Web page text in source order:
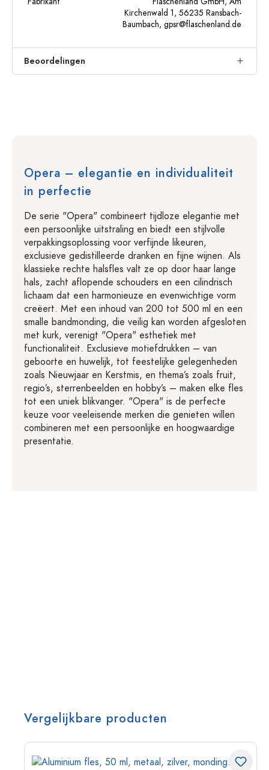
Kirchenwald 1, 56235 Ransbach-
Baumbach, gpsr@flaschenland.de
Beoordelingen
Opera – elegantie en individualiteit
in perfectie
De serie "Opera" combineert tijdloze elegantie met
een persoonlijke uitstraling en biedt een stijlvolle
verpakkingsoplossing voor verfijnde likeuren,
exclusieve gedistilleerde dranken en fijne wijnen. Als
klassieke rechte halsfles valt ze op door haar lange
hals, zacht aflopende schouders en een cilindrisch
lichaam dat een harmonieuze en evenwichtige vorm
creëert. Met een inhoud van 200 tot 500 ml en een
smalle bandmonding, die veilig kan worden afgesloten
met kurk, verenigt "Opera" esthetiek met
functionaliteit. Exclusieve motiefdrukken – van
geboorte en huwelijk, tot feestelijke gelegenheden
zoals Nieuwjaar en Kerstmis, en thema’s zoals fruit,
regio’s, sterrenbeelden en hobby’s – maken elke fles
tot een uniek blikvanger. "Opera" is de perfecte
keuze voor veeleisende merken die genieten willen
combineren met een persoonlijke en hoogwaardige
presentatie.
Vergelijkbare producten